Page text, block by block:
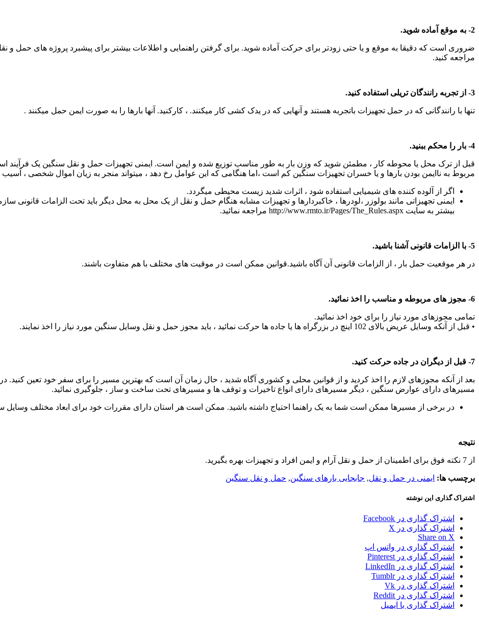
2- به موقع آماده شوید.
ضروری است که دقیقا به موقع و یا حتی زودتر برای حرکت آماده شوید. برای گرفتن راهنمایی و اطلاعات بیشتر برای پیشبرد پروژه های حمل
مراجعه کنید.
3- از تجربه رانندگان تریلی استفاده کنید.
تنها با رانندگانی که در حمل تجهیزات باتجربه هستند و آنهایی که در یدک کشی کار میکنند. ، کارکنید. آنها بارها را به صورت ایمن حمل میکنند .
4- بار را محکم ببنید.
قبل از ترک محل یا محوطه کار ، مطمئن شوید که وزن بار به طور مناسب توزیع شده و ایمن است. ایمنی تجهیزات حمل و نقل سنگین یک
مربوط به ناایمن بودن بارها و یا خسران تجهیزات سنگین کم است ،اما هنگامی که این عوامل رخ دهد ، میتواند منجر به زیان اموال شخصی ،
اگر از آلوده کننده های شیمیایی استفاده شود ، اثرات شدید زیست محیطی میگردد.
ایمنی تجهیزاتی مانند بولوزر ،لودرها ، خاکبردارها و تجهیزات مشابه هنگام حمل و نقل از یک محل به محل دیگر باید تحت الزامات
بیشتر به سایت http://www.rmto.ir/Pages/The_Rules.aspx مراجعه نمائید.
5- با الزامات قانونی آشنا باشید.
در هر موقعیت حمل بار ، از الزامات قانونی آن آگاه باشید.قوانین ممکن است در موقیت های مختلف با هم متفاوت باشند.
6- مجوز های مربوطه و مناسب را اخذ نمائید.
تمامی مجوزهای مورد نیاز را برای خود اخذ نمائید.
• قبل از آنکه وسایل عریض بالای 102 اینچ در بزرگراه ها یا جاده ها حرکت نمائید ، باید مجوز حمل و نقل وسایل سنگین مورد نیاز را اخذ نمایند.
7- قبل از دیگران در جاده حرکت کنید.
بعد از آنکه مجوزهای لازم را اخذ کردید و از قوانین محلی و کشوری آگاه شدید ، حال زمان آن است که بهترین مسیر را برای سفر خود تعین کنید.
مسیرهای دارای عوارض سنگین ، دیگر مسیرهای دارای انواع تاخیرات و توقف ها و مسیرهای تحت ساخت و ساز ، جلوگیری نمائید.
در برخی از مسیرها ممکن است شما به یک راهنما احتیاج داشته باشید. ممکن است هر استان دارای مقررات خود برای ابعاد مختلف وسایل
نتیجه
از 7 نکته فوق برای اطمینان از حمل و نقل آرام و ایمن افراد و تجهیزات بهره بگیرید.
برچسب ها: ایمنی در حمل و نقل, جابجایی بارهای سنگین, حمل و نقل سنگین
اشتراک گذاری این نوشته
اشتراک گذاری در Facebook
اشتراک گذاری در X
Share on X
اشتراک گذاری در واتس اپ
اشتراک گذاری در Pinterest
اشتراک گذاری در LinkedIn
اشتراک گذاری در Tumblr
اشتراک گذاری در Vk
اشتراک گذاری در Reddit
اشتراک گذاری با ایمیل